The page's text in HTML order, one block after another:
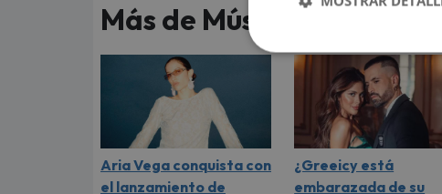
Más de Música
Aria Vega conquista con
el lanzamiento de
¿Greeicy está
embarazada de su